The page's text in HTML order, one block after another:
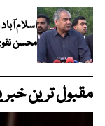
اسلام
محسن
مقبول ترین